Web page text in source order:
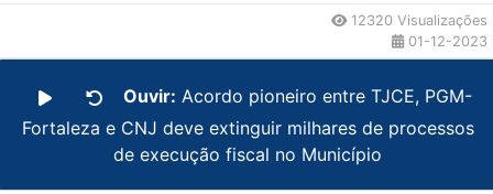
12320 Visualizações
01-12-2023
Ouvir: Acordo pioneiro entre TJCE, PGM-
Fortaleza e CNJ deve extinguir milhares de processos
de execução fiscal no Município